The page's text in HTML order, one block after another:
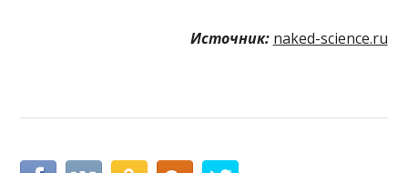
Источник: naked-science.ru